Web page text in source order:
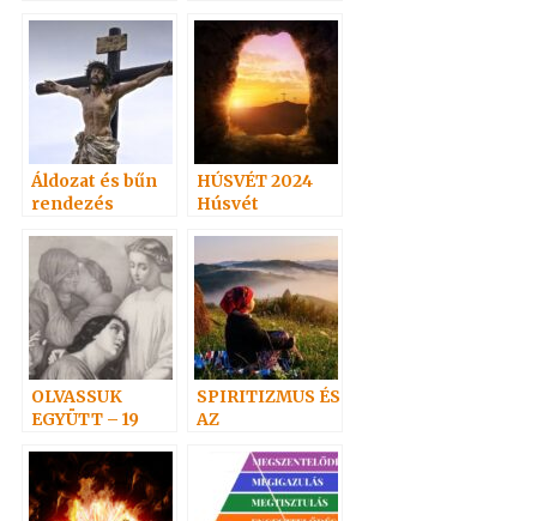
Áldozat és bűn
rendezés
HÚSVÉT 2024
Húsvét
OLVASSUK
EGYÜTT – 19
SPIRITIZMUS ÉS
AZ
SPIRITIZMUS